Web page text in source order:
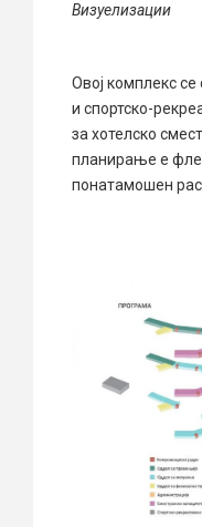
Визуелизации
Овој комплекс
и спортско-
за хотелско
планирање е
понатамошен